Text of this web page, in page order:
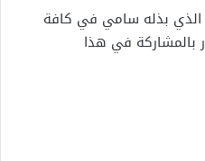
الذي بذله سامي في كافة
بالمشاركة في هذا